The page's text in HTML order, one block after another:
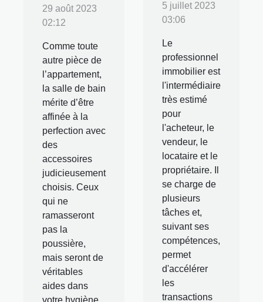
29 août 2023
02:12
Comme toute
autre pièce de
l’appartement,
la salle de bain
mérite d’être
affinée à la
perfection avec
des
accessoires
judicieusement
choisis. Ceux
qui ne
ramasseront
pas la
poussière,
mais seront de
véritables
aides dans
votre hygiène
5 juillet 2023
03:06
Le
professionnel
immobilier est
l'intermédiaire
très estimé
pour
l'acheteur, le
vendeur, le
locataire et le
propriétaire. Il
se charge de
plusieurs
tâches et,
suivant ses
compétences,
permet
d'accélérer
les
transactions